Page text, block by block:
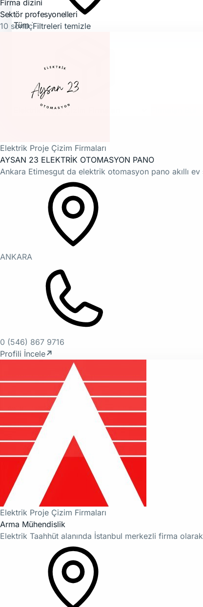
Firma dizini
Sektör profesyonelleri
10 sonuçFiltreleri temizle
Elektrik Proje Çizim Firmaları
AYSAN 23 ELEKTRİK OTOMASYON PANO
Ankara Etimesgut da elektrik otomasyon pano akıllı
ANKARA
0 (546) 867 9716
Profili İncele↗
Elektrik Proje Çizim Firmaları
Arma Mühendislik
Elektrik Taahhüt alanında İstanbul merkezli firma